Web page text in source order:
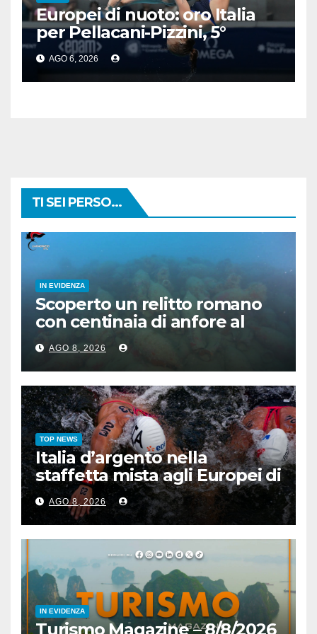
Europei di nuoto: oro Italia
per Pellacani-Pizzini, 5°
trionfo per Chiara
AGO 6, 2026
TI SEI PERSO...
IN EVIDENZA
Scoperto un relitto romano
con centinaia di anfore al
largo di Mazara del Vallo
AGO 8, 2026
TOP NEWS
Italia d’argento nella
staffetta mista agli Europei di
nuoto di fondo
AGO 8, 2026
IN EVIDENZA
Turismo Magazine – 8/8/2026